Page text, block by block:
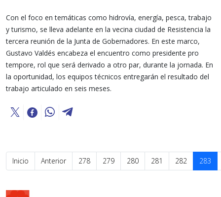
Con el foco en temáticas como hidrovía, energía, pesca, trabajo
y turismo, se lleva adelante en la vecina ciudad de Resistencia la
tercera reunión de la Junta de Gobernadores. En este marco,
Gustavo Valdés encabeza el encuentro como presidente pro
tempore, rol que será derivado a otro par, durante la jornada. En
la oportunidad, los equipos técnicos entregarán el resultado del
trabajo articulado en seis meses.
Inicio Anterior 278 279 280 281 282 283